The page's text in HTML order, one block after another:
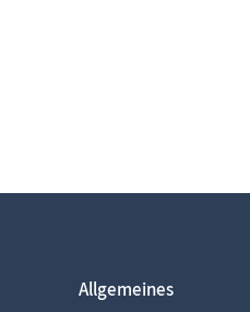
Allgemeines